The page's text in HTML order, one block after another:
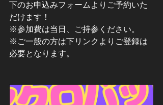
下のお申込みフォームよりご予約いた
だけます！
※参加費は当日、ご持参ください。
※ご一般の方は下リンクよりご登録は
必要となります。